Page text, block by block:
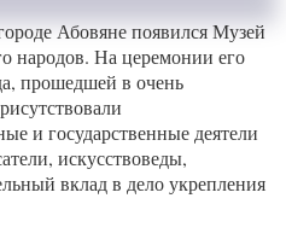
Абовяне появился Музей
народов. На церемонии его
прошедшей в очень
и государственные деятели
искусствоведы,
вклад в дело укрепления